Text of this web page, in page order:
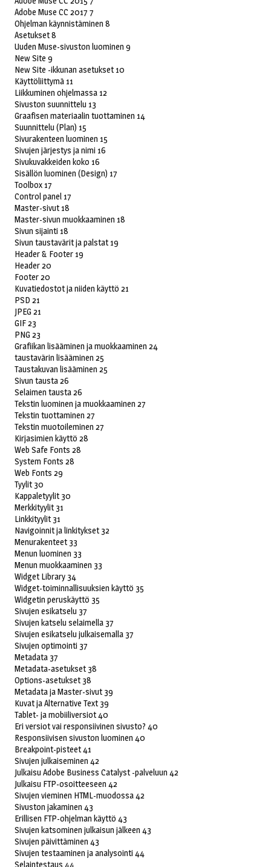
Adobe Muse CC 2017 7
Ohjelman käynnistäminen 8
Asetukset 8
Uuden Muse-sivuston luominen 9
New Site 9
New Site -ikkunan asetukset 10
Käyttöliittymä 11
Liikkuminen ohjelmassa 12
Sivuston suunnittelu 13
Graafisen materiaalin tuottaminen 14
Suunnittelu (Plan) 15
Sivurakenteen luominen 15
Sivujen järjestys ja nimi 16
Sivukuvakkeiden koko 16
Sisällön luominen (Design) 17
Toolbox 17
Control panel 17
Master-sivut 18
Master-sivun muokkaaminen 18
Sivun sijainti 18
Sivun taustavärit ja palstat 19
Header & Footer 19
Header 20
Footer 20
Kuvatiedostot ja niiden käyttö 21
PSD 21
JPEG 21
GIF 23
PNG 23
Grafiikan lisääminen ja muokkaaminen 24
taustavärin lisääminen 25
Taustakuvan lisääminen 25
Sivun tausta 26
Selaimen tausta 26
Tekstin luominen ja muokkaaminen 27
Tekstin tuottaminen 27
Tekstin muotoileminen 27
Kirjasimien käyttö 28
Web Safe Fonts 28
System Fonts 28
Web Fonts 29
Tyylit 30
Kappaletyylit 30
Merkkityylit 31
Linkkityylit 31
Navigoinnit ja linkitykset 32
Menurakenteet 33
Menun luominen 33
Menun muokkaaminen 33
Widget Library 34
Widget-toiminnallisuuksien käyttö 35
Widgetin peruskäyttö 35
Sivujen esikatselu 37
Sivujen katselu selaimella 37
Sivujen esikatselu julkaisemalla 37
Sivujen optimointi 37
Metadata 37
Metadata-asetukset 38
Options-asetukset 38
Metadata ja Master-sivut 39
Kuvat ja Alternative Text 39
Tablet- ja mobiiliversiot 40
Eri versiot vai responsiivinen sivusto? 40
Responsiivisen sivuston luominen 40
Breakpoint-pisteet 41
Sivujen julkaiseminen 42
Julkaisu Adobe Business Catalyst -palveluun 42
Julkaisu FTP-osoitteeseen 42
Sivujen vieminen HTML-muodossa 42
Sivuston jakaminen 43
Erillisen FTP-ohjelman käyttö 43
Sivujen katsominen julkaisun jälkeen 43
Sivujen päivittäminen 43
Sivujen testaaminen ja analysointi 44
Selaintestaus 44